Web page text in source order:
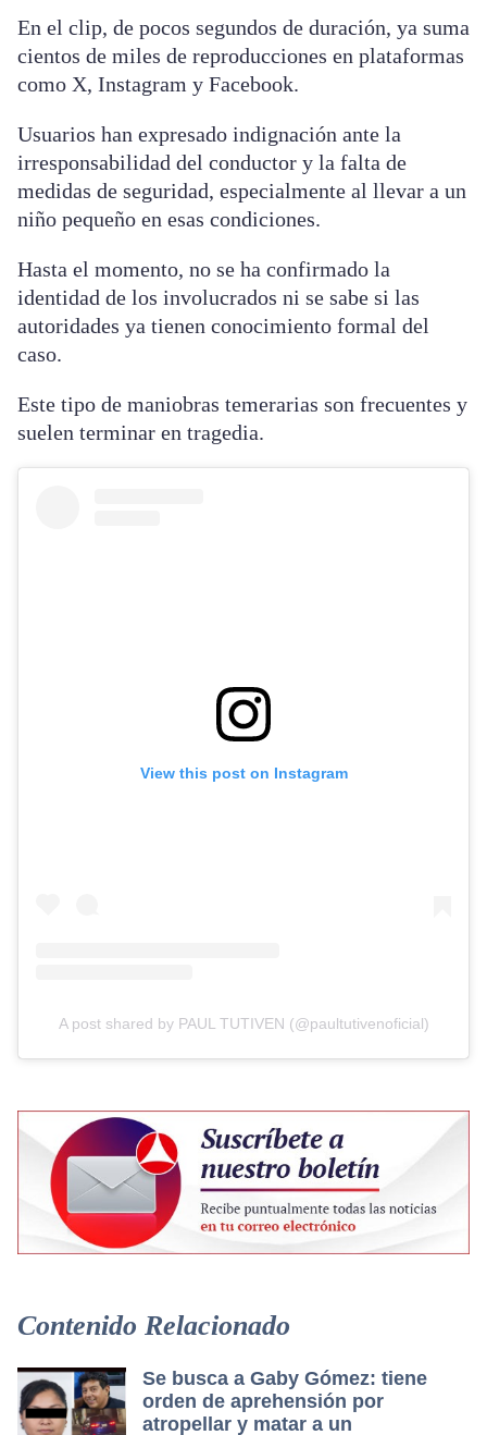
En el clip, de pocos segundos de duración, ya suma
cientos de miles de reproducciones en plataformas
como X, Instagram y Facebook.
Usuarios han expresado indignación ante la
irresponsabilidad del conductor y la falta de
medidas de seguridad, especialmente al llevar a un
niño pequeño en esas condiciones.
Hasta el momento, no se ha confirmado la
identidad de los involucrados ni se sabe si las
autoridades ya tienen conocimiento formal del
caso.
Este tipo de maniobras temerarias son frecuentes y
suelen terminar en tragedia.
View this post on Instagram
A post shared by PAUL TUTIVEN (@paultutivenoficial)
Contenido Relacionado
Se busca a Gaby Gómez: tiene
orden de aprehensión por
atropellar y matar a un